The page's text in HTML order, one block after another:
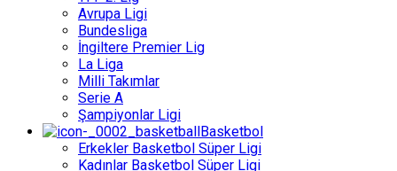
Avrupa Ligi
Bundesliga
İngiltere Premier Lig
La Liga
Milli Takımlar
Serie A
Şampiyonlar Ligi
Basketbol
Erkekler Basketbol Süper Ligi
Kadınlar Basketbol Süper Ligi